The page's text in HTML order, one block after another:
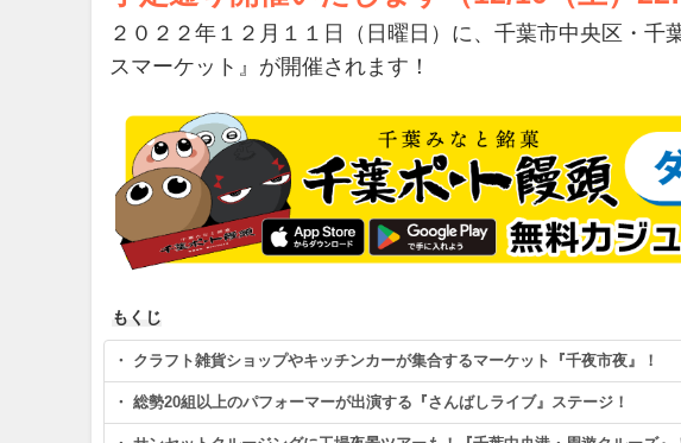
２０２２年１２月１１日（日曜日）に、千葉市中央区・
スマーケット』が開催されます！
もくじ
・ クラフト雑貨ショップやキッチンカーが集合するマーケット『千夜市夜』！
・ 総勢20組以上のパフォーマーが出演する『さんばしライブ』ステージ！